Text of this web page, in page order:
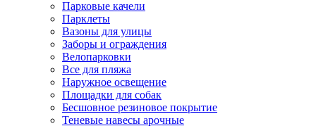
Парковые качели
Парклеты
Вазоны для улицы
Заборы и ограждения
Велопарковки
Все для пляжа
Наружное освещение
Площадки для собак
Бесшовное резиновое покрытие
Теневые навесы арочные